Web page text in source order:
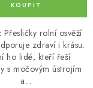
Přesličky rolní osvěží
zdraví i krásu.
ho lidé, kteří řeší
s močovým ústrojím
a...